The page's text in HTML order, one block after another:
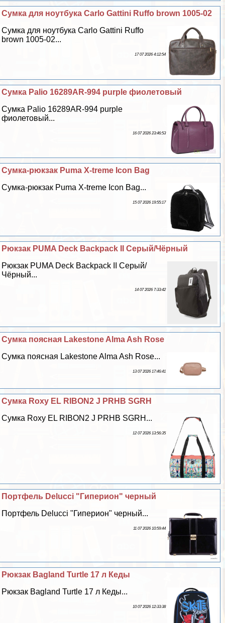
Сумка для ноутбука Carlo Gattini Ruffo brown 1005-02
Сумка для ноутбука Carlo Gattini Ruffo
brown 1005-02...
17 07 2026 4:12:54
Сумка Palio 16289AR-994 purple фиолетовый
Сумка Palio 16289AR-994 purple
фиолетовый...
16 07 2026 23:46:53
Сумка-рюкзак Puma X-treme Icon Bag
Сумка-рюкзак Puma X-treme Icon Bag...
15 07 2026 19:55:17
Рюкзак PUMA Deck Backpack II Серый/Чёрный
Рюкзак PUMA Deck Backpack II Серый/
Чёрный...
14 07 2026 7:33:42
Сумка поясная Lakestone Alma Ash Rose
Сумка поясная Lakestone Alma Ash Rose...
13 07 2026 17:46:41
Сумка Roxy EL RIBON2 J PRHB SGRH
Сумка Roxy EL RIBON2 J PRHB SGRH...
12 07 2026 13:56:35
Портфель Delucci "Гиперион" черный
Портфель Delucci "Гиперион" черный...
11 07 2026 10:59:44
Рюкзак Bagland Turtle 17 л Кеды
Рюкзак Bagland Turtle 17 л Кеды...
10 07 2026 12:33:38